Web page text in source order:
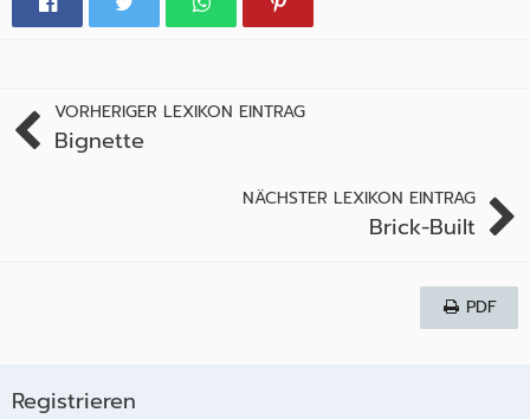
VORHERIGER LEXIKON EINTRAG
Bignette
NÄCHSTER LEXIKON EINTRAG
Brick-Built
PDF
Registrieren